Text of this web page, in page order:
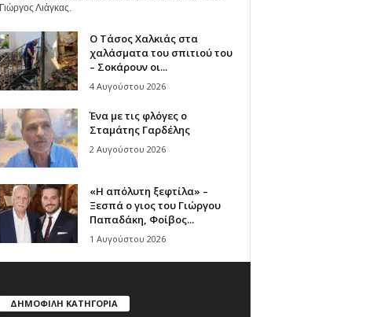
Γιώργος Λιάγκας.
Ο Τάσος Χαλκιάς στα
χαλάσματα του σπιτιού του
– Σοκάρουν οι...
4 Αυγούστου 2026
Ένα με τις φλόγες ο
Σταμάτης Γαρδέλης
2 Αυγούστου 2026
«Η απόλυτη ξεφτίλα» –
Ξεσπά ο γιος του Γιώργου
Παπαδάκη, Φοίβος...
1 Αυγούστου 2026
ΔΗΜΟΦΙΛΗ ΚΑΤΗΓΟΡΙΑ